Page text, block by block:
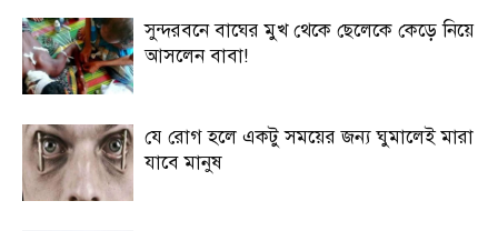
সুন্দরবনে বাঘের মুখ থেকে ছেলেকে কেড়ে নিয়ে
আসলেন বাবা!
যে রোগ হলে একটু সময়ের জন্য ঘুমালেই মারা
যাবে মানুষ